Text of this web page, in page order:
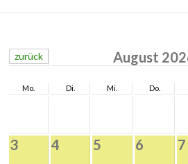
zurück August
Mo. Di. Mi. Do.
3 4 5 6 7